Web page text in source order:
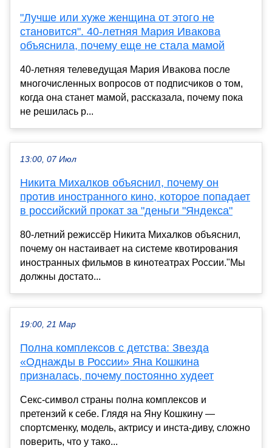
"Лучше или хуже женщина от этого не
становится". 40-летняя Мария Ивакова
объяснила, почему еще не стала мамой
40-летняя телеведущая Мария Ивакова после
многочисленных вопросов от подписчиков о том,
когда она станет мамой, рассказала, почему пока
не решилась р...
13:00, 07 Июл
Никита Михалков объяснил, почему он
против иностранного кино, которое попадает
в российский прокат за "деньги "Яндекса"
80-летний режиссёр Никита Михалков объяснил,
почему он настаивает на системе квотирования
иностранных фильмов в кинотеатрах России."Мы
должны достато...
19:00, 21 Мар
Полна комплексов с детства: Звезда
«Однажды в России» Яна Кошкина
призналась, почему постоянно худеет
Секс-символ страны полна комплексов и
претензий к себе. Глядя на Яну Кошкину —
спортсменку, модель, актрису и инста-диву, сложно
поверить, что у тако...